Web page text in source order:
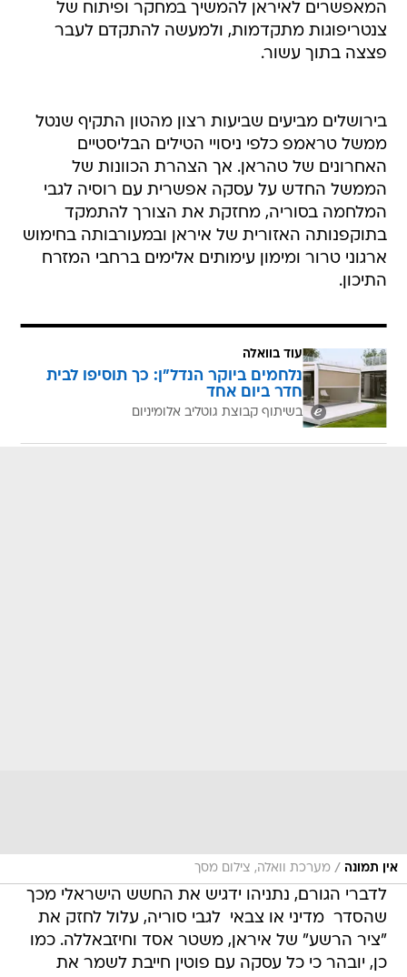
המאפשרים לאיראן להמשיך במחקר ופיתוח של
צנטריפוגות מתקדמות, ולמעשה להתקדם לעבר
פצצה בתוך עשור.
בירושלים מביעים שביעות רצון מהטון התקיף שנטל
ממשל טראמפ כלפי ניסויי הטילים הבליסטיים
האחרונים של טהראן. אך הצהרת הכוונות של
הממשל החדש על עסקה אפשרית עם רוסיה לגבי
המלחמה בסוריה, מחזקת את הצורך להתמקד
בתוקפנותה האזורית של איראן ובמעורבותה בחימוש
ארגוני טרור ומימון עימותים אלימים ברחבי המזרח
התיכון.
עוד בוואלה
נלחמים ביוקר הנדל"ן: כך תוסיפו לבית
חדר ביום אחד
בשיתוף קבוצת גוטליב אלומיניום
אין תמונה / מערכת וואלה, צילום מסך
לדברי הגורם, נתניהו ידגיש את החשש הישראלי מכך
שהסדר  מדיני או צבאי  לגבי סוריה, עלול לחזק את
"ציר הרשע" של איראן, משטר אסד וחיזבאללה. כמו
כן, יובהר כי כל עסקה עם פוטין חייבת לשמר את